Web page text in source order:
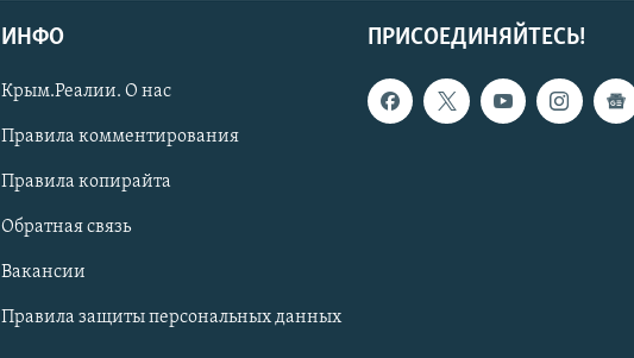
ПРИСОЕДИНЯЙТЕСЬ!
ИНФО
Крым.Реалии. О нас
Правила комментирования
Правила копирайта
Обратная связь
Вакансии
Правила защиты персональных данных